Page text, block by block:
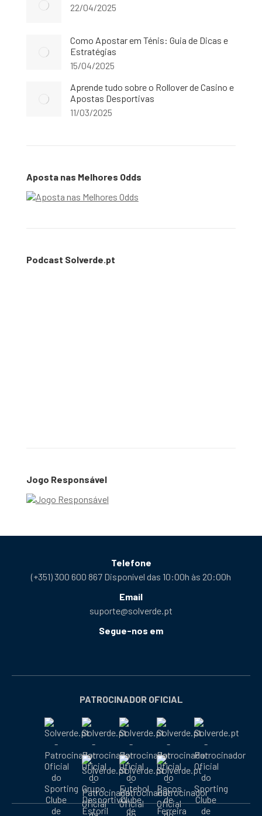
22/04/2025
Como Apostar em Ténis: Guia de Dicas e
Estratégias
15/04/2025
Aprende tudo sobre o Rollover de Casino e
Apostas Desportivas
11/03/2025
Aposta nas Melhores Odds
Podcast Solverde.pt
Jogo Responsável
Telefone
(+351) 300 600 867 Disponível das 10:00h às 20:00h
Email
suporte@solverde.pt
Segue-nos em
abre
nova
janela
abre
nova
janela
abre
nova
janela
abre
nova
janela
abre
nova
janela
abre
nova
janela
abre
PATROCINADOR OFICIAL